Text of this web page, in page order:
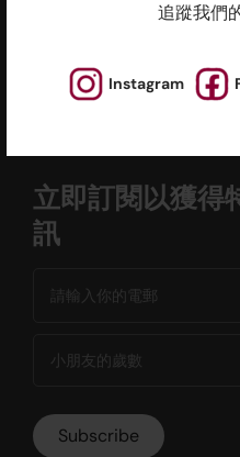
追蹤我們
Instagram
課程年曆
立即訂閱以獲得
訊